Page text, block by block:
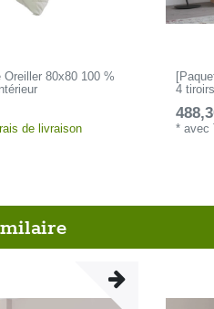
Oreiller 80x80 100 %
de livraison
4
*avec